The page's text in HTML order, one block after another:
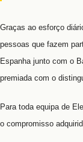
Graças ao esforço
pessoas que fazem
Espanha junto com o
premiada com o
Para toda equipa de
o compromisso